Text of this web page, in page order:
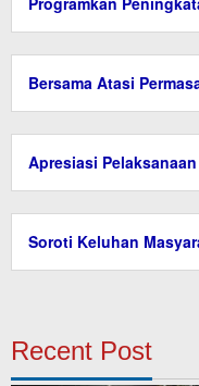
Bersama Atasi
Apresiasi
Soroti Keluhan
Recent Post